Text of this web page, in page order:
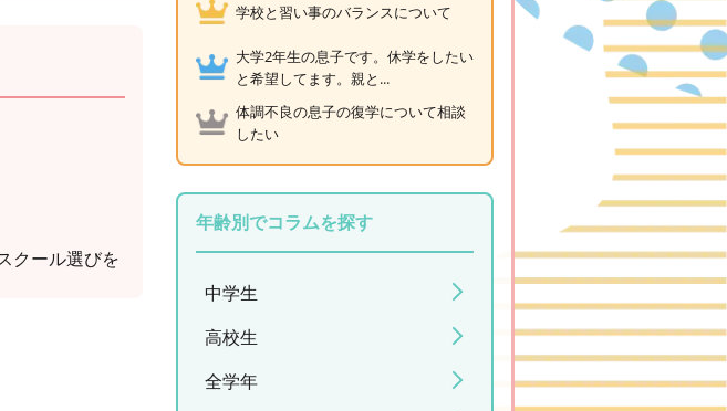
クール選びを
学校と習い事のバランスについて
大学2年生の息子です。休学をしたい
と希望してます。親と...
体調不良の息子の復学について相談
したい
年齢別でコラムを探す
中学生
高校生
全学年